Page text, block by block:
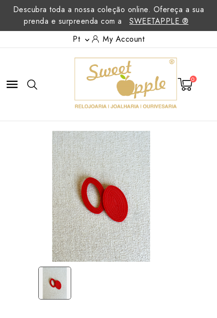
Descubra toda a nossa coleção online. Ofereça a sua
prenda e surpreenda com a
SWEETAPPLE ®
Pt  My Account
 0